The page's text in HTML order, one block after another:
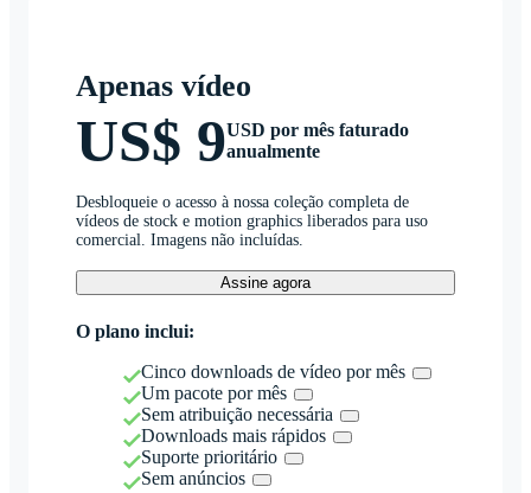
Apenas vídeo
US$ 9USD por mês faturado
anualmente
Desbloqueie o acesso à nossa coleção completa de
vídeos de stock e motion graphics liberados para uso
comercial. Imagens não incluídas.
Assine agora
O plano inclui:
Cinco downloads de vídeo por mês
Um pacote por mês
Sem atribuição necessária
Downloads mais rápidos
Suporte prioritário
Sem anúncios